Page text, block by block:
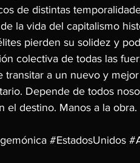
de distintas
la vida del capitalismo
pierden su solidez y
colectiva de todas las
a un nuevo y
Depende de todos
el destino. Manos a la obra.
#EstadosUnidos